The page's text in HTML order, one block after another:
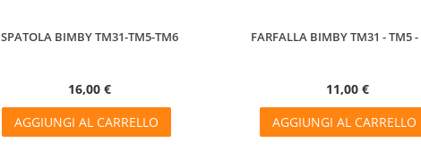
SPATOLA BIMBY TM31-TM5-TM6
16,00 €
AGGIUNGI AL CARRELLO
FARFALLA BIMBY TM31 - TM5
11,00 €
AGGIUNGI AL CARRELLO